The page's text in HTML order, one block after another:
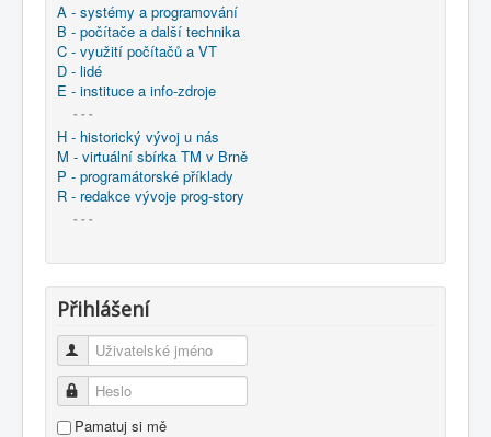
A - systémy a programování
B - počítače a další technika
C - využití počítačů a VT
D - lidé
E - instituce a info-zdroje
- - -
H - historický vývoj u nás
M - virtuální sbírka TM v Brně
P - programátorské příklady
R - redakce vývoje prog-story
- - -
Přihlášení
Uživatelské jméno
Heslo
Pamatuj si mě